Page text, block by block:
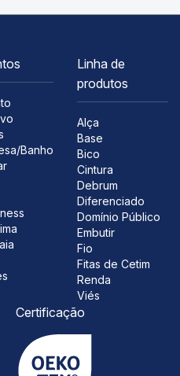
Banho
Linha de
produtos
Alça
Base
Bico
Cintura
Debrum
Diferenciado
Domínio Público
Embutir
Fio
Fitas de Cetim
Renda
Viés
Certificação